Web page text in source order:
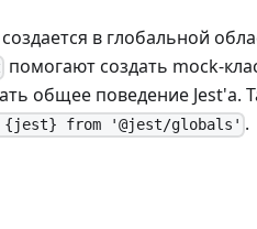
в глобальной
помогают создать mock-
общее поведение Jest'а.
{jest} from '@jest/globals' .